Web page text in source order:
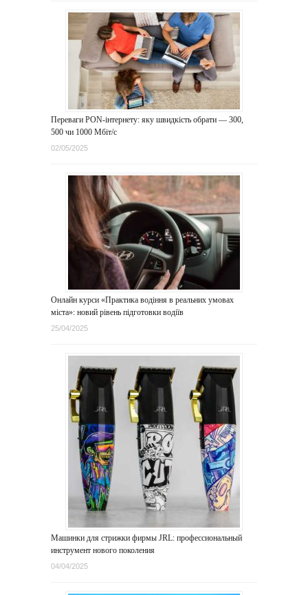
Переваги PON-інтернету: яку швидкість обрати — 300,
500 чи 1000 Мбіт/с
02/05/2025
Онлайн курси «Практика водіння в реальних умовах
міста»: новий рівень підготовки водіїв
25/04/2025
Машинки для стрижки фирмы JRL: профессиональный
инструмент нового поколения
04/04/2025